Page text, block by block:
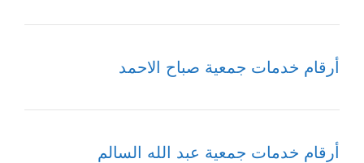
أرقام خدمات جمعية صباح الاحمد
أرقام خدمات جمعية عبد الله السالم